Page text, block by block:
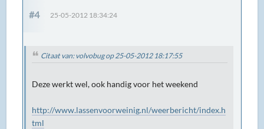
#4 25-05-2012 18:34:24
Citaat van: volvobug op 25-05-2012 18:17:55
Deze werkt wel, ook handig voor het weekend
http://www.lassenvoorweinig.nl/weerbericht/index.h
tml